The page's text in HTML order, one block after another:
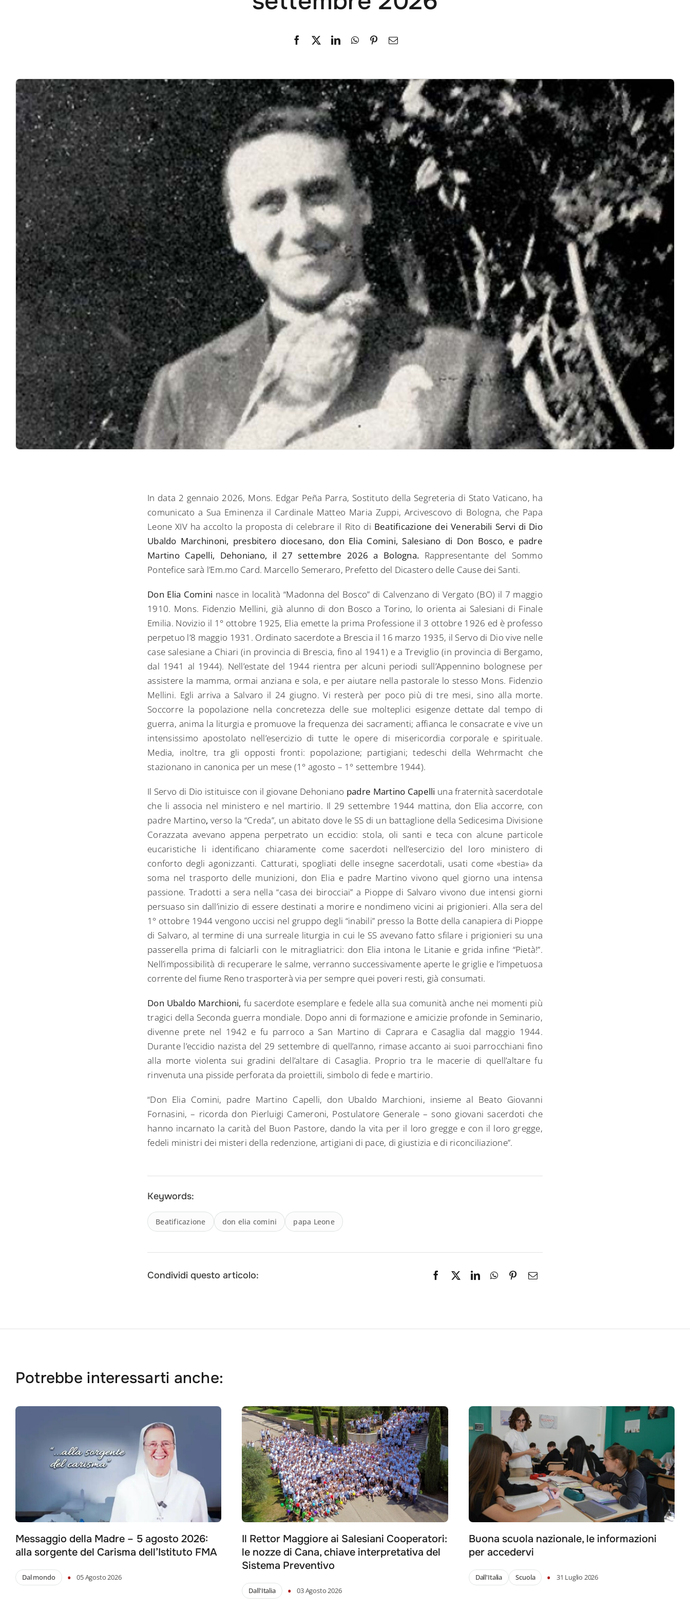
In data 2 gennaio 2026, Mons. Edgar Peña Parra, Sostituto della Segreteria di Stato Vaticano, ha
comunicato a Sua Eminenza il Cardinale Matteo Maria Zuppi, Arcivescovo di Bologna, che Papa
Leone XIV ha accolto la proposta di celebrare il Rito di Beatificazione dei Venerabili Servi di Dio
Ubaldo Marchinoni, presbitero diocesano, don Elia Comini, Salesiano di Don Bosco, e padre
Martino Capelli, Dehoniano, il 27 settembre 2026 a Bologna. Rappresentante del Sommo
Pontefice sarà l’Em.mo Card. Marcello Semeraro, Prefetto del Dicastero delle Cause dei Santi.
Don Elia Comini nasce in località “Madonna del Bosco” di Calvenzano di Vergato (BO) il 7 maggio
1910. Mons. Fidenzio Mellini, già alunno di don Bosco a Torino, lo orienta ai Salesiani di Finale
Emilia. Novizio il 1° ottobre 1925, Elia emette la prima Professione il 3 ottobre 1926 ed è professo
perpetuo l’8 maggio 1931. Ordinato sacerdote a Brescia il 16 marzo 1935, il Servo di Dio vive nelle
case salesiane a Chiari (in provincia di Brescia, fino al 1941) e a Treviglio (in provincia di Bergamo,
dal 1941 al 1944). Nell’estate del 1944 rientra per alcuni periodi sull’Appennino bolognese per
assistere la mamma, ormai anziana e sola, e per aiutare nella pastorale lo stesso Mons. Fidenzio
Mellini. Egli arriva a Salvaro il 24 giugno. Vi resterà per poco più di tre mesi, sino alla morte.
Soccorre la popolazione nella concretezza delle sue molteplici esigenze dettate dal tempo di
guerra, anima la liturgia e promuove la frequenza dei sacramenti; affianca le consacrate e vive un
intensissimo apostolato nell’esercizio di tutte le opere di misericordia corporale e spirituale.
Media, inoltre, tra gli opposti fronti: popolazione; partigiani; tedeschi della Wehrmacht che
stazionano in canonica per un mese (1° agosto – 1° settembre 1944).
Il Servo di Dio istituisce con il giovane Dehoniano padre Martino Capelli una fraternità sacerdotale
che li associa nel ministero e nel martirio. Il 29 settembre 1944 mattina, don Elia accorre, con
padre Martino, verso la “Creda”, un abitato dove le SS di un battaglione della Sedicesima Divisione
Corazzata avevano appena perpetrato un eccidio: stola, oli santi e teca con alcune particole
eucaristiche li identificano chiaramente come sacerdoti nell’esercizio del loro ministero di
conforto degli agonizzanti. Catturati, spogliati delle insegne sacerdotali, usati come «bestia» da
soma nel trasporto delle munizioni, don Elia e padre Martino vivono quel giorno una intensa
passione. Tradotti a sera nella “casa dei birocciai” a Pioppe di Salvaro vivono due intensi giorni
persuaso sin dall’inizio di essere destinati a morire e nondimeno vicini ai prigionieri. Alla sera del
1° ottobre 1944 vengono uccisi nel gruppo degli “inabili” presso la Botte della canapiera di Pioppe
di Salvaro, al termine di una surreale liturgia in cui le SS avevano fatto sfilare i prigionieri su una
passerella prima di falciarli con le mitragliatrici: don Elia intona le Litanie e grida infine “Pietà!”.
Nell’impossibilità di recuperare le salme, verranno successivamente aperte le griglie e l’impetuosa
corrente del fiume Reno trasporterà via per sempre quei poveri resti, già consumati.
Don Ubaldo Marchioni, fu sacerdote esemplare e fedele alla sua comunità anche nei momenti più
tragici della Seconda guerra mondiale. Dopo anni di formazione e amicizie profonde in Seminario,
divenne prete nel 1942 e fu parroco a San Martino di Caprara e Casaglia dal maggio 1944.
Durante l’eccidio nazista del 29 settembre di quell’anno, rimase accanto ai suoi parrocchiani fino
alla morte violenta sui gradini dell’altare di Casaglia. Proprio tra le macerie di quell’altare fu
rinvenuta una pisside perforata da proiettili, simbolo di fede e martirio.
“Don Elia Comini, padre Martino Capelli, don Ubaldo Marchioni, insieme al Beato Giovanni
Fornasini, – ricorda don Pierluigi Cameroni, Postulatore Generale – sono giovani sacerdoti che
hanno incarnato la carità del Buon Pastore, dando la vita per il loro gregge e con il loro gregge,
fedeli ministri dei misteri della redenzione, artigiani di pace, di giustizia e di riconciliazione”.
Keywords:
Beatificazione don elia comini papa Leone
Condividi questo articolo:
Potrebbe interessarti anche:
Messaggio della Madre – 5 agosto 2026:
alla sorgente del Carisma dell’Istituto FMA
Dal mondo • 05 Agosto 2026
Il Rettor Maggiore ai Salesiani Cooperatori:
le nozze di Cana, chiave interpretativa del
Sistema Preventivo
Dall'Italia • 03 Agosto 2026
Buona scuola nazionale, le informazioni
per accedervi
Dall'Italia Scuola • 31 Luglio 2026